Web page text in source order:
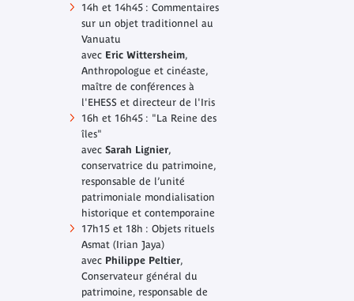
14h et 14h45 : Commentaires
sur un objet traditionnel au
Vanuatu
avec Eric Wittersheim,
Anthropologue et cinéaste,
maître de conférences à
l'EHESS et directeur de l'Iris
16h et 16h45 : "La Reine des
îles"
avec Sarah Lignier,
conservatrice du patrimoine,
responsable de l’unité
patrimoniale mondialisation
historique et contemporaine
17h15 et 18h : Objets rituels
Asmat (Irian Jaya)
avecPhilippe Peltier,
Conservateur général du
patrimoine, responsable de